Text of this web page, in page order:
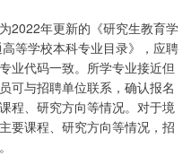
2022年更新的《研究生教育学
等学校本科专业目录》，应聘
业代码一致。所学专业接近但
可与招聘单位联系，确认报名
程、研究方向等情况。对于境
要课程、研究方向等情况，招